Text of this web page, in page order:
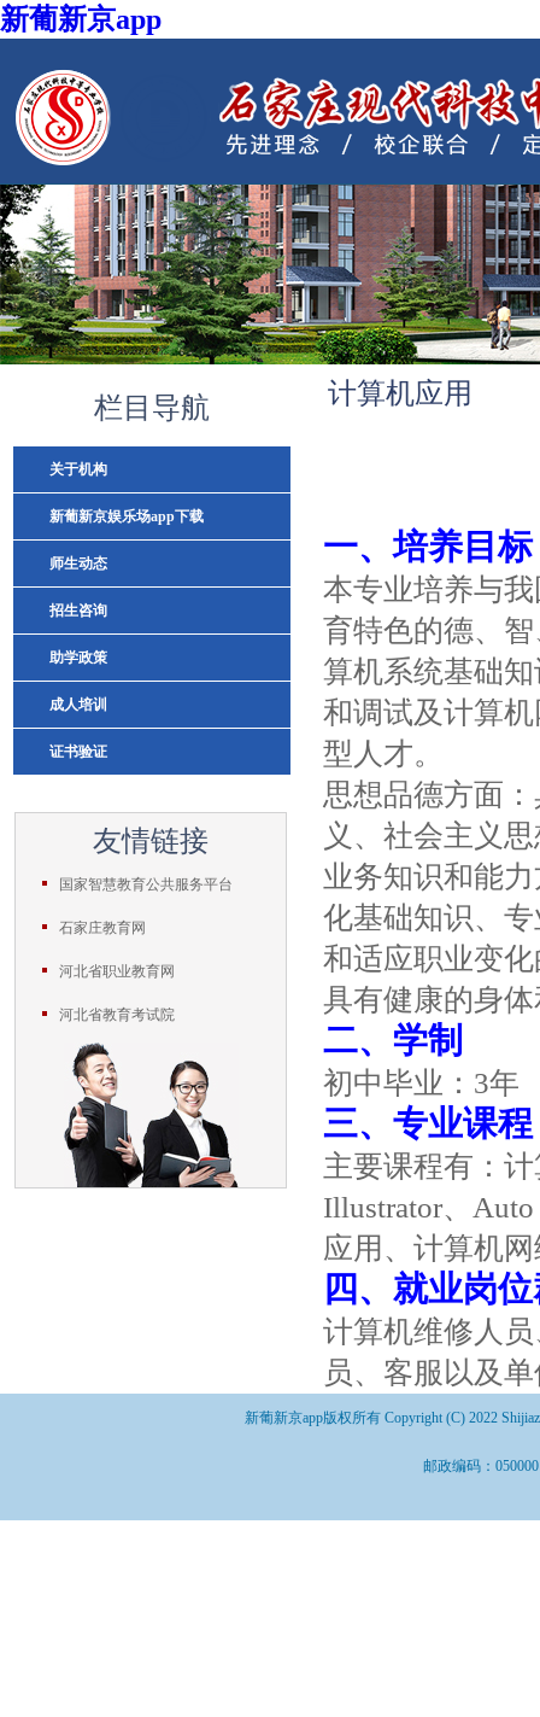
新葡新京app
栏目导航
关于机构
新葡新京娱乐场app下载
师生动态
招生咨询
助学政策
成人培训
证书验证
友情链接
国家智慧教育公共服务平台
石家庄教育网
河北省职业教育网
河北省教育考试院
计算机应用
一、培养目标
本专业培养与
育特色的德、
算机系统基础
和调试及计算
型人才。
思想品德方面
义、社会主义
业务知识和能
化基础知识、
和适应职业变
具有健康的身
二、学制
初中毕业：3年
三、专业课程
主要课程有：计
Illustrator、
应用、计算机
四、就业岗
计算机维修人
员、客服以及
新葡新京app版权所有 Copyright (C) 2022
邮政编码：
银河线上体育最新版下载